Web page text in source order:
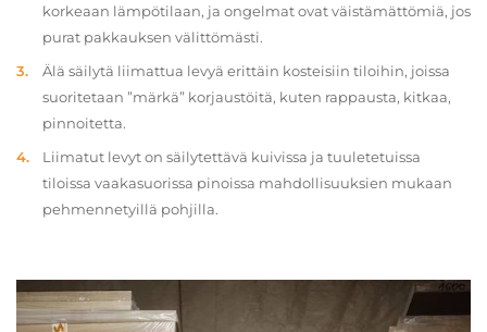
korkeaan lämpötilaan, ja ongelmat ovat väistämättömiä, jos
purat pakkauksen välittömästi.
Älä säilytä liimattua levyä erittäin kosteisiin tiloihin, joissa
suoritetaan ”märkä” korjaustöitä, kuten rappausta, kitkaa,
pinnoitetta.
Liimatut levyt on säilytettävä kuivissa ja tuuletetuissa
tiloissa vaakasuorissa pinoissa mahdollisuuksien mukaan
pehmennetyillä pohjilla.